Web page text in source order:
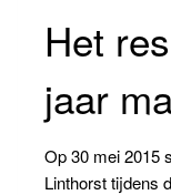
Het
jaar
Op 30 mei 2015
Linthorst tijdens